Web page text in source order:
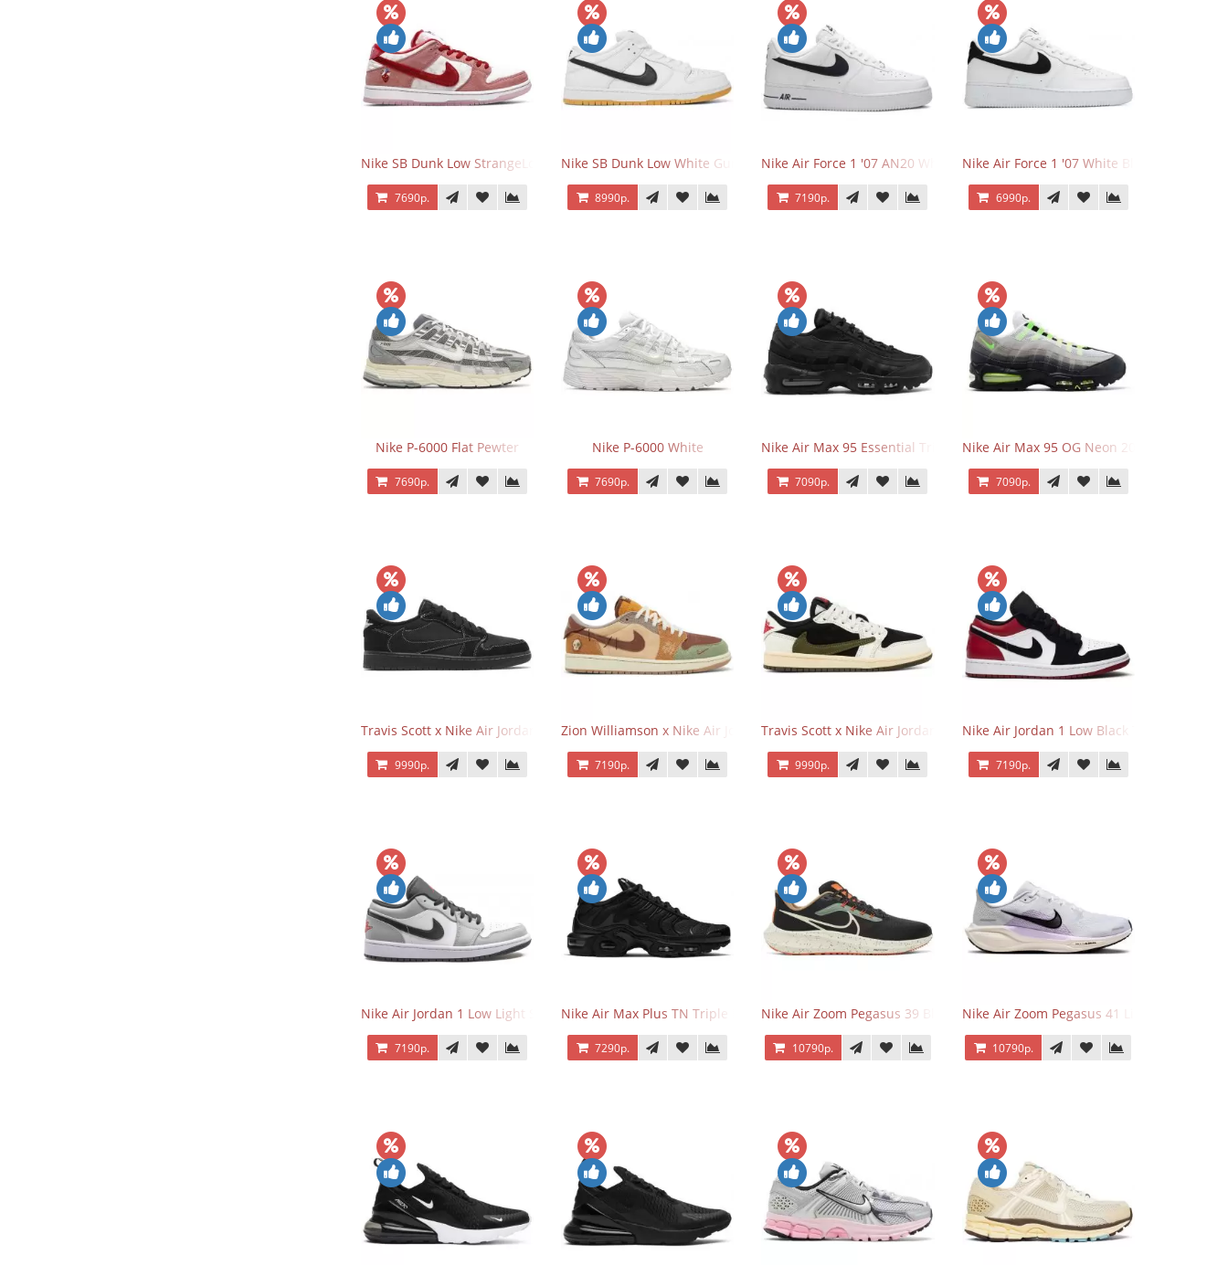
Nike SB Dunk Low StrangeLove Valentine's Day
7690р.
Nike SB Dunk Low White Gum
8990р.
Nike Air Force 1 '07 AN20 White Black
7190р.
Nike Air Force 1 '07 White Black
6990р.
Nike P-6000 Flat Pewter
7690р.
Nike P-6000 White
7690р.
Nike Air Max 95 Essential Triple Black
7090р.
Nike Air Max 95 OG Neon 2025
7090р.
Travis Scott x Nike Air Jordan 1 Retro Low OG SP Black Phantom
9990р.
Zion Williamson x Nike Air Jordan 1 Retro Low OG Voodoo
7190р.
Travis Scott x Nike Air Jordan 1 Retro Low OG SP Olive
9990р.
Nike Air Jordan 1 Low Black Toe
7190р.
Nike Air Jordan 1 Low Light Smoke Grey
7190р.
Nike Air Max Plus TN Triple Black
7290р.
Nike Air Zoom Pegasus 39 Black White Orange
10790р.
Nike Air Zoom Pegasus 41 Lilac Bloom
10790р.